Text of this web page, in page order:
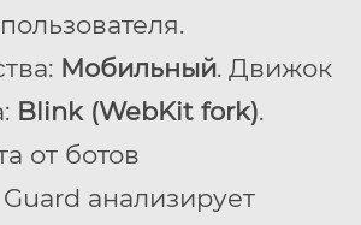
Мобильный. Движок
Blink (WebKit fork).
от ботов
анализирует